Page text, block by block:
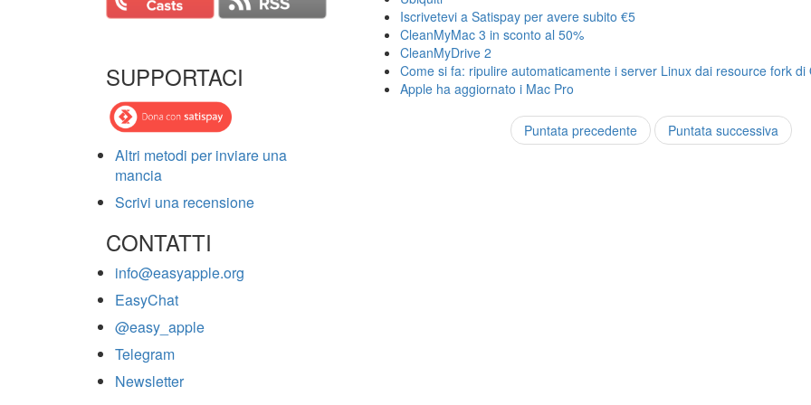
SUPPORTACI
Altri metodi per inviare una
mancia
Scrivi una recensione
CONTATTI
info@easyapple.org
EasyChat
@easy_apple
Telegram
Newsletter
Iscrivetevi a Satispay per avere subito €5
CleanMyMac 3 in sconto al 50%
CleanMyDrive 2
Come si fa: ripulire automaticamente i server Linux dai resource fork di
Apple ha aggiornato i Mac Pro
Puntata precedente Puntata successiva